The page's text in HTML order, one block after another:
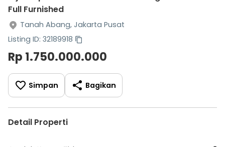
Full Furnished
Tanah Abang, Jakarta Pusat
Listing ID: 32189918
Rp 1.750.000.000
Simpan Bagikan
Detail Properti